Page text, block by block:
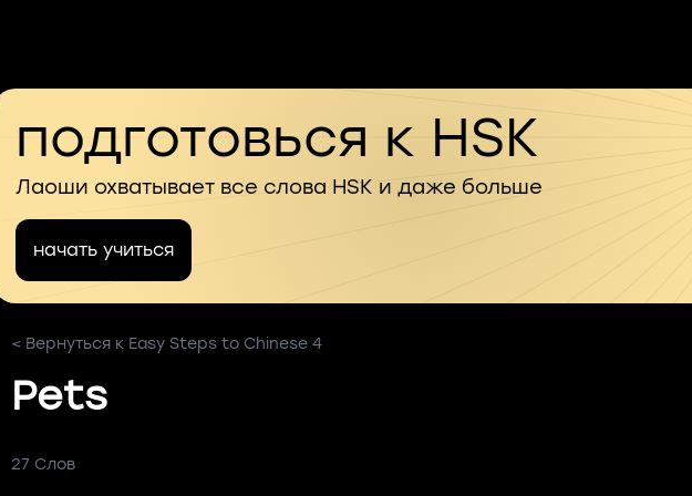
подготовься к HSK
Лаоши охватывает все слова HSK и даже больше
начать учиться
< Вернуться к Easy Steps to Chinese 4
Pets
27 Слов